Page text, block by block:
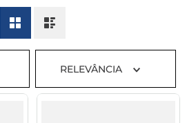
RELEVÂNCIA